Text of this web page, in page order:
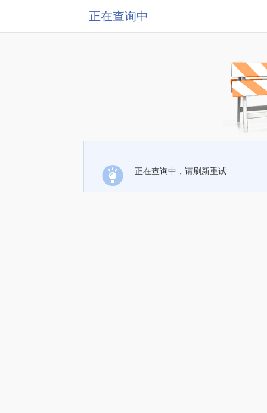
正在查询中
正在查询中，请刷新重试